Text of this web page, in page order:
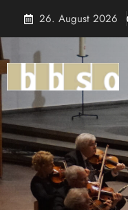
Inhalt
springen
26. August 2026